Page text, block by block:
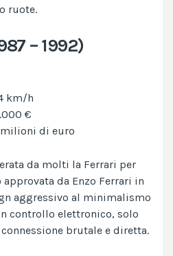
ruote.
– 1992)
km/h
€
di euro
da molti la Ferrari per
da Enzo Ferrari in
aggressivo al minimalismo
controllo elettronico, solo
brutale e diretta.